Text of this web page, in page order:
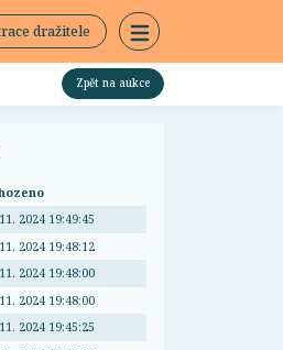
dražitele
Zpět na aukce
2024 19:49:45
2024 19:48:12
2024 19:48:00
2024 19:48:00
2024 19:45:25